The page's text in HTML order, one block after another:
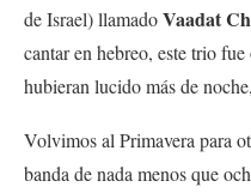
de Israel) llamadoVaadat
cantar en hebreo, este trio
hubieran lucido más de
Volvimos al Primavera para
banda de nada menos que